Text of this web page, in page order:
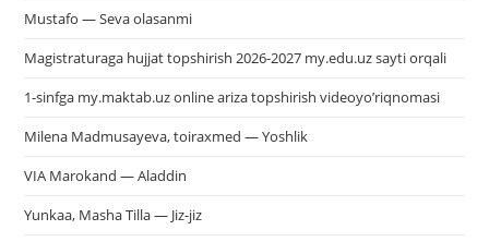
Mustafo — Seva olasanmi
Magistraturaga hujjat topshirish 2026-2027 my.edu.uz sayti orqali
1-sinfga my.maktab.uz online ariza topshirish videoyo’riqnomasi
Milena Madmusayeva, toiraxmed — Yoshlik
VIA Marokand — Aladdin
Yunkaa, Masha Tilla — Jiz-jiz